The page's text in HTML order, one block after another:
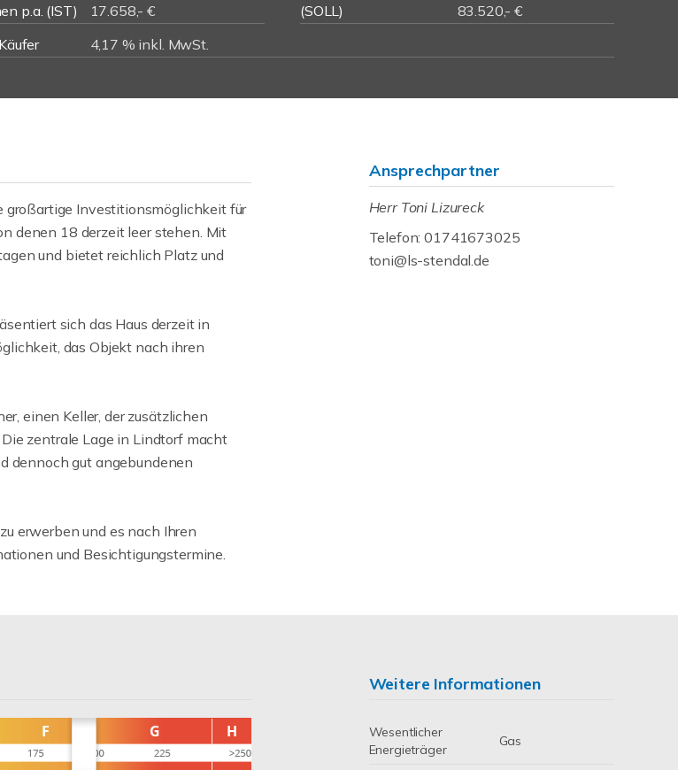
p.a. (IST) 17.658,- €
(SOLL)
83.520,- €
4,17 % inkl. MwSt.
großartige Investitionsmöglichkeit für
denen 18 derzeit leer stehen. Mit
und bietet reichlich Platz und
sich das Haus derzeit in
das Objekt nach ihren
einen Keller, der zusätzlichen
zentrale Lage in Lindtorf macht
dennoch gut angebundenen
erwerben und es nach Ihren
und Besichtigungstermine.
Ansprechpartner
Herr Toni Lizureck
Telefon: 01741673025
toni@ls-stendal.de
Weitere Informationen
Wesentlicher
Energieträger
Gas